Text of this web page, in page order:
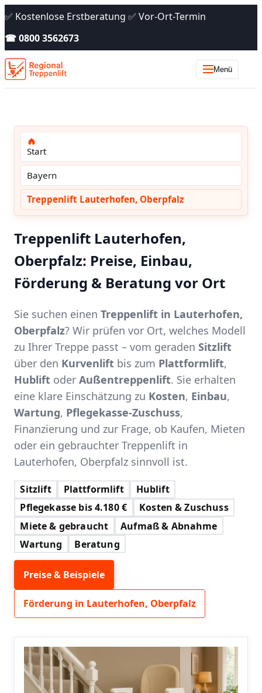
✅ Kostenlose Erstberatung ✅ Vor-Ort-Termin
☎ 0800 3562673
Menü
Start
Bayern
Treppenlift Lauterhofen, Oberpfalz
Treppenlift Lauterhofen,
Oberpfalz: Preise, Einbau,
Förderung & Beratung vor Ort
Sie suchen einen Treppenlift in Lauterhofen,
Oberpfalz? Wir prüfen vor Ort, welches Modell
zu Ihrer Treppe passt – vom geraden Sitzlift
über den Kurvenlift bis zum Plattformlift,
Hublift oder Außentreppenlift. Sie erhalten
eine klare Einschätzung zu Kosten, Einbau,
Wartung, Pflegekasse-Zuschuss,
Finanzierung und zur Frage, ob Kaufen, Mieten
oder ein gebrauchter Treppenlift in
Lauterhofen, Oberpfalz sinnvoll ist.
Sitzlift Plattformlift
Hublift
Pflegekasse bis 4.180 €
Kosten & Zuschuss
Miete & gebraucht
Aufmaß & Abnahme
Wartung
Beratung
Preise & Beispiele
Förderung in Lauterhofen, Oberpfalz